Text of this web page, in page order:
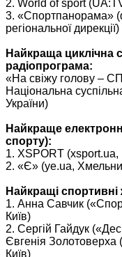
2. World of sport
3. «Спортпанорама»
регіональної дирекції)
Найкраща циклічна
радіопрограма:
«На свіжу голову –
Національна
України)
Найкраще
спорту):
1. XSPORT (xsport.ua,
2. «Є» (ye.ua,
Найкращі спортивні
1. Анна Савчик
Київ)
2. Сергій Гайдук
Євгенія Золотоверха
Київ)